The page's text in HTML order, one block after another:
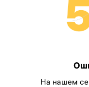
На нашем